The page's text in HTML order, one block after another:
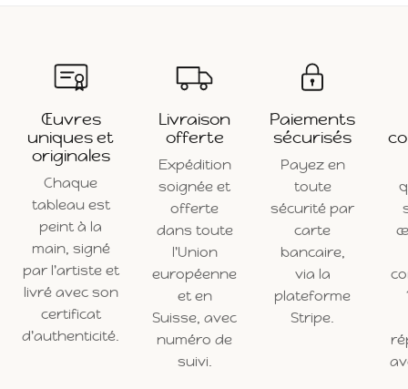
Œuvres
uniques et
originales
Chaque
tableau est
peint à la
main, signé
par l'artiste et
livré avec son
certificat
d'authenticité.
Livraison
offerte
Expédition
soignée et
offerte
dans toute
l'Union
européenne
et en
Suisse, avec
numéro de
suivi.
Paiements
sécurisés
Payez en
toute
sécurité par
carte
bancaire,
via la
plateforme
Stripe.